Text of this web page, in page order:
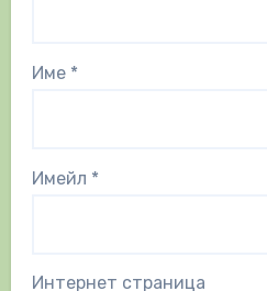
Име *
Имейл *
Интернет страница